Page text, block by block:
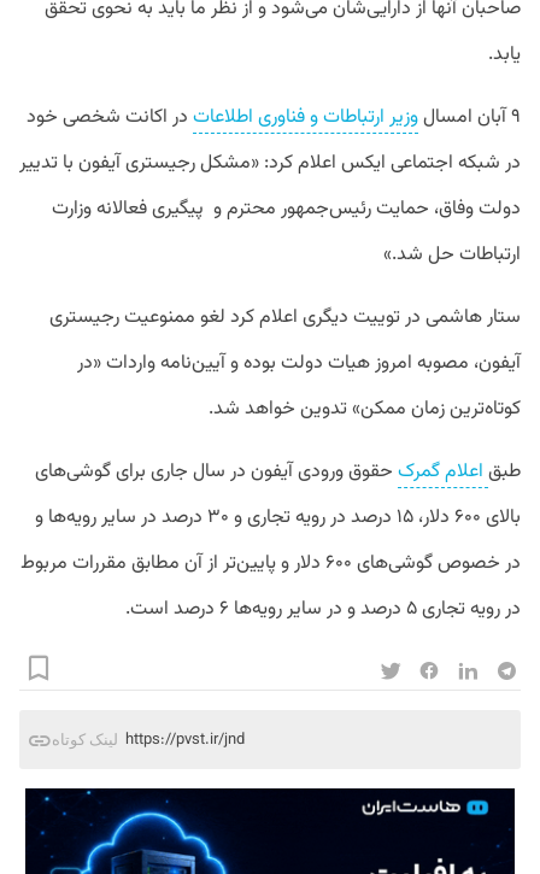
صاحبان آنها از دارایی‌شان می‌شود و از نظر ما باید به نحوی تحقق
یابد.
۹ آبان امسال وزیر ارتباطات و فناوری اطلاعات در اکانت شخصی خود
در شبکه اجتماعی ایکس اعلام کرد: «مشکل رجیستری آیفون با تدییر
دولت وفاق، حمایت رئیس‌جمهور محترم و پیگیری فعالانه وزارت
ارتباطات حل شد.»
ستار هاشمی در توییت دیگری اعلام کرد لغو ممنوعیت رجیستری
آیفون، مصوبه امروز هیات دولت بوده و آیین‌نامه واردات «در
کوتاه‌ترین زمان ممکن» تدوین خواهد شد.
طبق اعلام گمرک حقوق ورودی آیفون در سال جاری برای گوشی‌های
بالای ۶۰۰ دلار، ۱۵ درصد در رویه تجاری و ۳۰ درصد در سایر رویه‌ها و
در خصوص گوشی‌های ۶۰۰ دلار و پایین‌تر از آن مطابق مقررات مربوط
در رویه تجاری ۵ درصد و در سایر رویه‌ها ۶ درصد است.
لینک کوتاه https://pvst.ir/jnd